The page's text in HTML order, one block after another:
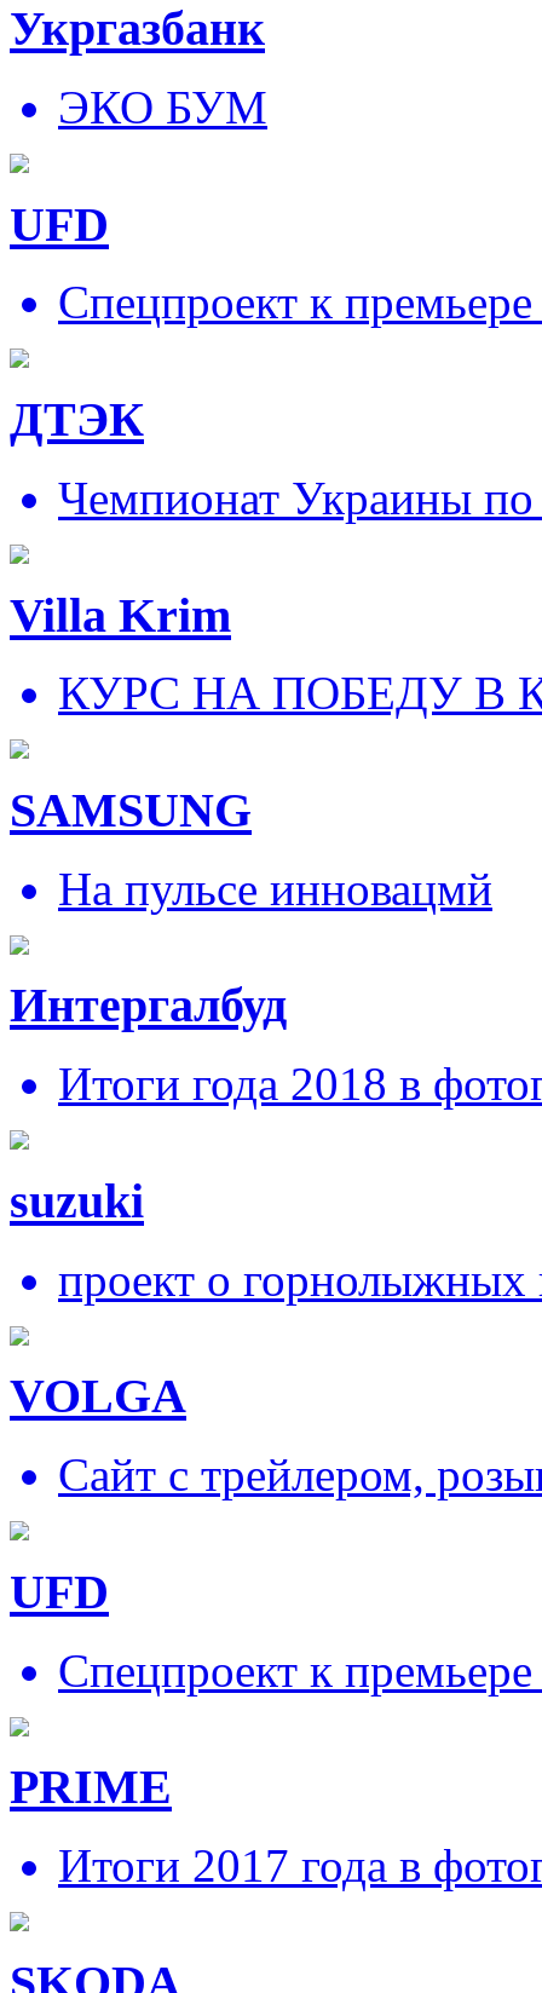
Укргазбанк
ЭКО БУМ
UFD
Спецпроект к
ДТЭК
Чемпионат Украины
Villa Krim
КУРС НА ПОБЕДУ В
SAMSUNG
На пульсе инновацмй
Интергалбуд
Итоги года 2018 в
suzuki
проект о горнолыжных
VOLGA
Сайт с трейлером,
UFD
Спецпроект к
PRIME
Итоги 2017 года в